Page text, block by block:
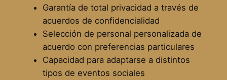
Garantía de total privacidad a través de
acuerdos de confidencialidad
Selección de personal personalizada de
acuerdo con preferencias particulares
Capacidad para adaptarse a distintos
tipos de eventos sociales